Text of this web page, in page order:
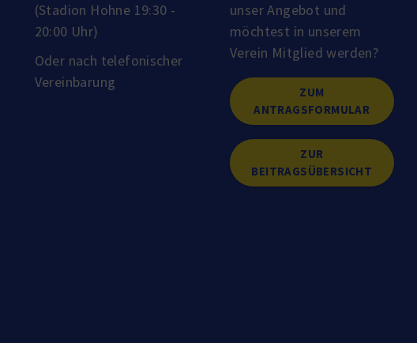
(Stadion Hohne 19:30 -
20:00 Uhr)
Oder nach telefonischer
Vereinbarung
unser Angebot und
möchtest in unserem
Verein Mitglied werden?
ZUM
ANTRAGSFORMULAR
ZUR
BEITRAGSÜBERSICHT